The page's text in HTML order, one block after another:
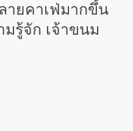
ายคาเฟ่มากขึ้น
มรู้จัก เจ้าขนม